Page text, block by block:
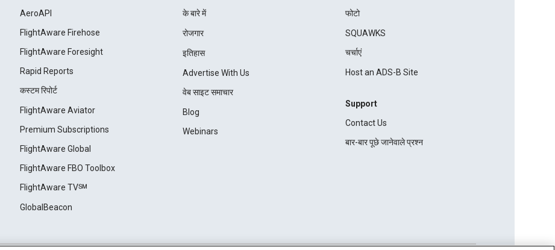
AeroAPI
FlightAware Firehose
FlightAware Foresight
Rapid Reports
कस्टम रिपोर्ट
FlightAware Aviator
Premium Subscriptions
FlightAware Global
FlightAware FBO Toolbox
FlightAware TV℠
GlobalBeacon
के बारे में
रोजगार
इतिहास
Advertise With Us
वेब साइट समाचार
Blog
Webinars
फोटो
SQUAWKS
चर्चाएं
Host an ADS-B Site
Support
Contact Us
बार-बार पूछे जानेवाले प्रश्न